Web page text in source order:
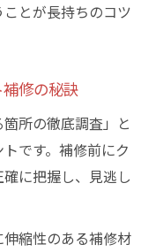
とが長持ちのコツ
修の秘訣
所の徹底調査」と
です。補修前にク
に把握し、見逃し
縮性のある補修材